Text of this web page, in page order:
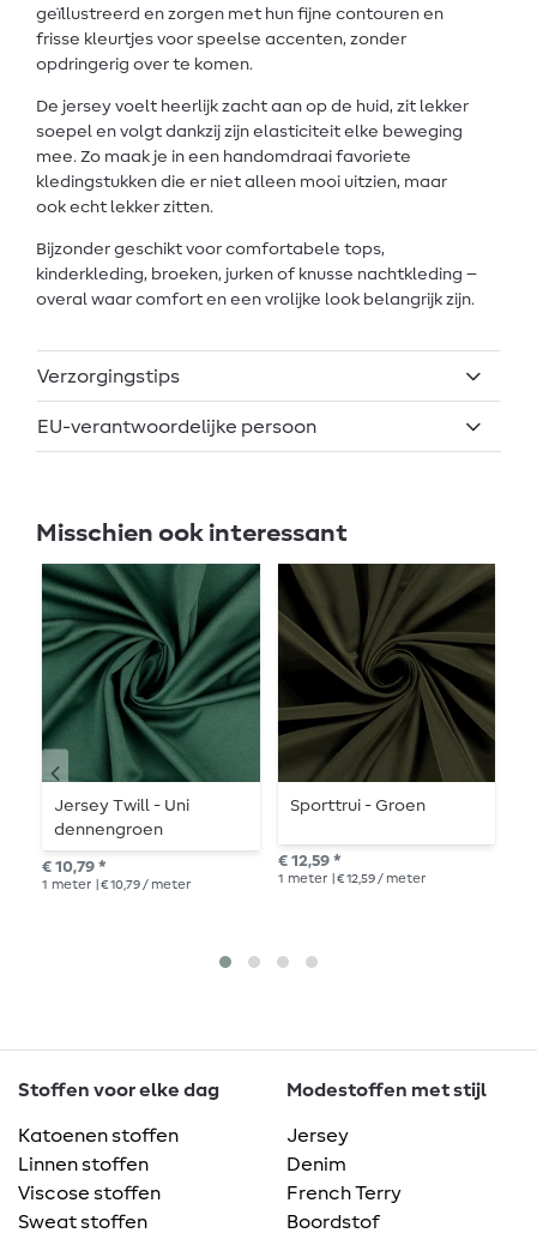
geïllustreerd en zorgen met hun fijne contouren en
frisse kleurtjes voor speelse accenten, zonder
opdringerig over te komen.
De jersey voelt heerlijk zacht aan op de huid, zit lekker
soepel en volgt dankzij zijn elasticiteit elke beweging
mee. Zo maak je in een handomdraai favoriete
kledingstukken die er niet alleen mooi uitzien, maar
ook echt lekker zitten.
Bijzonder geschikt voor comfortabele tops,
kinderkleding, broeken, jurken of knusse nachtkleding –
overal waar comfort en een vrolijke look belangrijk zijn.
Verzorgingstips
EU-verantwoordelijke persoon
Misschien ook interessant
Jersey Twill - Uni
dennengroen
€ 10,79 *
1 meter | € 10,79 / meter
Sporttrui - Groen
€ 12,59 *
1 meter | € 12,59 / meter
Stoffen voor elke dag
Katoenen stoffen
Linnen stoffen
Viscose stoffen
Sweat stoffen
Modestoffen met stijl
Jersey
Denim
French Terry
Boordstof